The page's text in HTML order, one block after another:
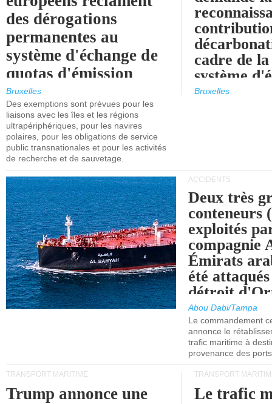
des dérogations
permanentes au
système d'échange de
quotas d'émission
maritimes de l'UE
après 2030.
Bruxelles
Des exemptions sont prévues pour les
liaisons avec les îles et les régions
ultrapériphériques, pour les navires
polaires, pour les obligations de service
public transnationales et pour les activités
de recherche et de sauvetage.
cadre de
système
quotas
Bruxelles
ACCIDENTS
Deux très
conteneurs
exploités
compagnie
Émirats
été
détroit
Abou Dabi/Tampa
Le commandement
annonce le
trafic maritime à
provenance des
TRANSPORT MARITIME
Trump annonce une
TRANSPORT
Le trafic